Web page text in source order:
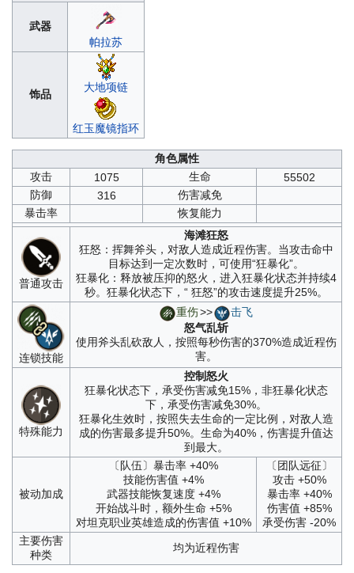
武器
帕拉苏
饰品
大地项链
红玉魔镜指环
角色属性
攻击
1075 生命
55502
防御
316
伤害减免
暴击率
恢复能力
普通攻击
海滩狂怒
狂怒：挥舞斧头，对敌人造成近程伤害。当攻击命中
目标达到一定次数时，可使用“狂暴化”。
狂暴化：释放被压抑的怒火，进入狂暴化状态并持续4
秒。狂暴化状态下，“ 狂怒”的攻击速度提升25%。
连锁技能
重伤>>
击飞
怒气乱斩
使用斧头乱砍敌人，按照每秒伤害的370%造成近程伤
害。
特殊能力
控制怒火
狂暴化状态下，承受伤害减免15%，非狂暴化状态
下，承受伤害减免30%。
狂暴化生效时，按照失去生命的一定比例，对敌人造
成的伤害最多提升50%。生命为40%，伤害提升值达
到最大。
被动加成
〔队伍〕暴击率 +40%
技能伤害值 +4%
武器技能恢复速度 +4%
开始战斗时，额外生命 +5%
对坦克职业英雄造成的伤害值 +10%
〔团队远征〕
攻击 +50%
暴击率 +40%
伤害值 +85%
承受伤害 -20%
主要伤害
种类
均为近程伤害